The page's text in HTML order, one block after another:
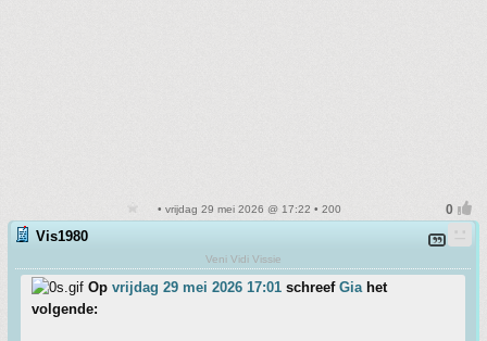
• vrijdag 29 mei 2026 @ 17:22 • 200
Vis1980
Veni Vidi Vissie
Op vrijdag 29 mei 2026 17:01 schreef Giahet
volgende: